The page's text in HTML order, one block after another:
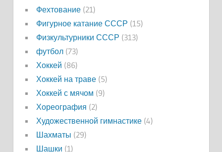
Фехтование(21)
Фигурное катание СССР (15)
Физкультурники СССР (313)
футбол(73)
Хоккей (86)
Хоккей на траве(5)
Хоккей с мячом (9)
Хореография (2)
Художественной гимнастике(4)
Шахматы (29)
Шашки (1)